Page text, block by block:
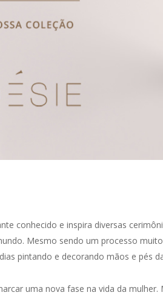
conhecido e inspira diversas
Mesmo sendo um processo
pintando e decorando mãos e pés
uma nova fase na vida da